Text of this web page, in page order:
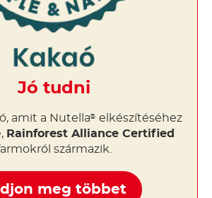
Jó tudni
amit a Nutella® elkészítéséhez
Rainforest Alliance Certified
származik.
meg többet